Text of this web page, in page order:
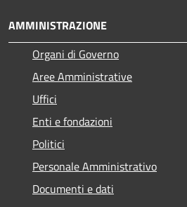
AMMINISTRAZIONE
Organi di Governo
Aree Amministrative
Uffici
Enti e fondazioni
Politici
Personale Amministrativo
Documenti e dati